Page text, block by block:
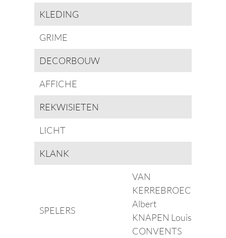
KLEDING
GRIME
DECORBOUW
AFFICHE
REKWISIETEN
LICHT
KLANK
SPELERS
VAN
KERREBROECK
Albert
KNAPEN Louis
CONVENTS